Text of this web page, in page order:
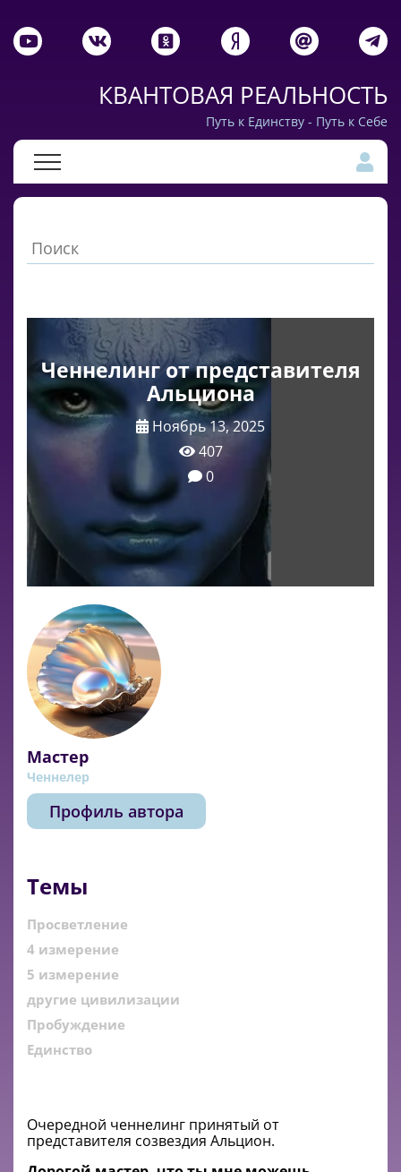
КВАНТОВАЯ РЕАЛЬНОСТЬ
Путь к Единству - Путь к Себе
Ченнелинг от представителя
Альциона
Ноябрь 13, 2025
407
0
Мастер
Ченнелер
Профиль автора
Темы
Просветление
4 измерение
5 измерение
другие цивилизации
Пробуждение
Единство
Очередной ченнелинг принятый от
представителя созвездия Альцион.